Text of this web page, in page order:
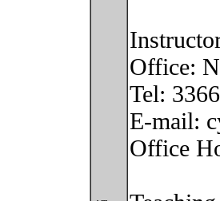
Office:
Tel:
E-mail:
Office